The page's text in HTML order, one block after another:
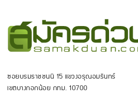
ซอยบรมราชชนนี 15 แขวงอรุณอมรินทร์
เขตบางกอกน้อย กทม. 10700